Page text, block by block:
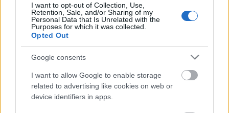
I want to opt-out of Collection, Use,
Retention, Sale, and/or Sharing of my
Personal Data that Is Unrelated with the
Purposes for which it was collected.
Opted Out
Google consents
I want to allow Google to enable storage
related to advertising like cookies on web or
device identifiers in apps.
Kelle Botond•2008. április 30.
Nagyon sok olyan fiatal fordult hozzám az utóbbi
időben, aki már tanult 1-2 trükköt youtube-ról
és hozzá hasonló érdeklődőktől, és szeretne
vagyok mindenkinek emailben válaszolni, úgy
gondoltam leírom a véleményem a témáról: 1.
Olvass könyveket és…